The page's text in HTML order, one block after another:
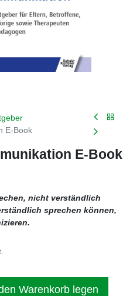
E-Book
E-Book
nicht verständlich
sprechen können,
Warenkorb legen